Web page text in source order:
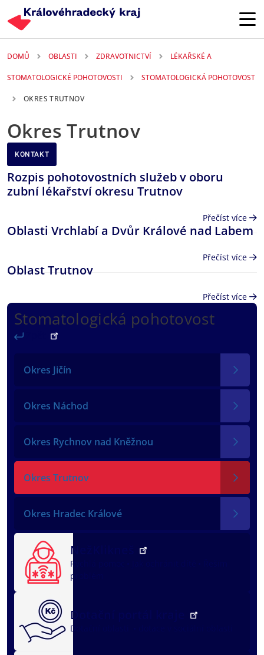
DOMŮ OBLASTI ZDRAVOTNICTVÍ LÉKAŘSKÉ A
STOMATOLOGICKÉ POHOTOVOSTI STOMATOLOGICKÁ POHOTOVOST
OKRES TRUTNOV
Okres Trutnov
KONTAKT
Stomatologická pohotovost
Okres Jičín
Okres Náchod
Okres Rychnov nad Kněžnou
Okres Trutnov
Okres Hradec Králové
NežKlikneš
Rychlá pomoc
problém
Dotační portál kraje
Dotační oblasti
Rozpis pohotovostních služeb v oboru
zubní lékařství okresu Trutnov
Přečíst více
Oblasti Vrchlabí a Dvůr Králové nad Labem
Přečíst více
Oblast Trutnov
Přečíst více